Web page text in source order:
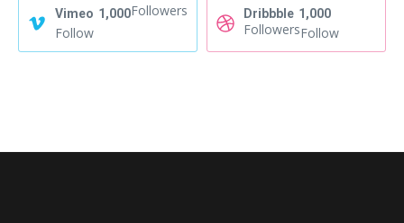
Vimeo 1,000Followers
Follow
Dribbble 1,000
FollowersFollow